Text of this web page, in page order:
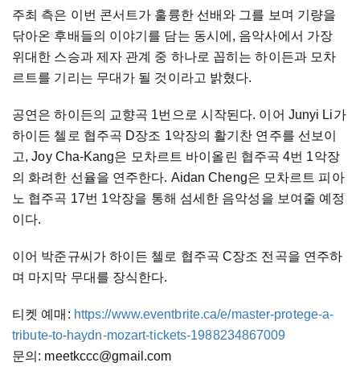
주최 측은 이번 콘서트가 훌륭한 선배와 그를 보며 기량을
닦아온 후배들의 이야기를 담는 동시에, 음악사에서 가장
위대한 스승과 제자 관계 중 하나로 꼽히는 하이든과 모차
르트를 기리는 무대가 될 것이라고 밝혔다.
공연은 하이든의 교향곡 1번으로 시작된다. 이어 Junyi Li가
하이든 첼로 협주곡 D장조 1악장의 활기찬 연주를 선보이
고, Joy Cha-Kang은 모차르트 바이올린 협주곡 4번 1악장
의 화려한 선율을 연주한다. Aidan Cheng은 모차르트 피아
노 협주곡 17번 1악장을 통해 섬세한 음악성을 보여줄 예정
이다.
이어 박준규씨가 하이든 첼로 협주곡 C장조 전곡을 연주하
며 마지막 무대를 장식한다.
티켓 예매: https://www.eventbrite.ca/e/master-protege-a-
tribute-to-haydn-mozart-tickets-1988234867009
문의: meetkccc@gmail.com